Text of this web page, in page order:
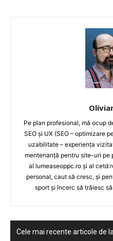
Pe plan profesional, mă ocup
SEO și UX (SEO – optimizare
uzabilitate – experiența
mentenanță pentru site-uri pe
al lumeaseoppc.ro și al
personal, caut să cresc, și
sport și încerc să trăiesc
Cele mai recente articole de